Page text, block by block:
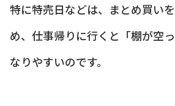
特に特売日などは、まとめ買い
め、仕事帰りに行くと「棚が空
なりやすいのです。